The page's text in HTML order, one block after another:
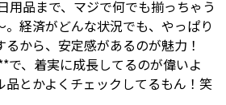
用品まで、マジで何でも揃っちゃう
。経済がどんな状況でも、やっぱり
から、安定感があるのが魅力！
で、着実に成長してるのが偉いよ
品とかよくチェックしてるもん！笑